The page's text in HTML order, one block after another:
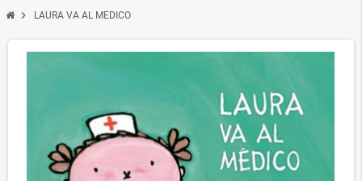
chevron_right LAURA VA AL MEDICO